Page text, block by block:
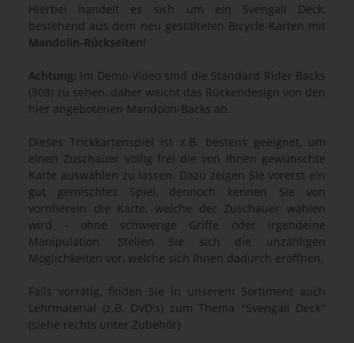
Hierbei handelt es sich um ein Svengali Deck,
bestehend aus dem neu gestalteten Bicycle-Karten mit
Mandolin-Rückseiten!
Achtung: Im Demo-Video sind die Standard Rider Backs
(808) zu sehen, daher weicht das Rückendesign von den
hier angebotenen Mandolin-Backs ab.
Dieses Trickkartenspiel ist z.B. bestens geeignet, um
einen Zuschauer völlig frei die von Ihnen gewünschte
Karte auswählen zu lassen. Dazu zeigen Sie vorerst ein
gut gemischtes Spiel, dennoch kennen Sie von
vornherein die Karte, welche der Zuschauer wählen
wird - ohne schwierige Griffe oder irgendeine
Manipulation. Stellen Sie sich die unzähligen
Möglichkeiten vor, welche sich Ihnen dadurch eröffnen.
Falls vorrätig, finden Sie in unserem Sortiment auch
Lehrmaterial (z.B. DVD's) zum Thema "Svengali Deck"
(siehe rechts unter Zubehör)